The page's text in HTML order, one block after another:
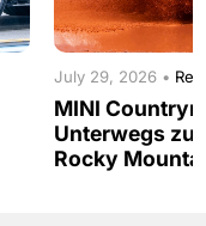
July 29, 2026 •
MINI
Unterwegs
Rocky